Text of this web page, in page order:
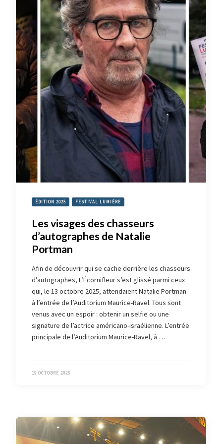
ÉDITION 2025 FESTIVAL LUMIÈRE
Les visages des chasseurs
d’autographes de Natalie
Portman
Afin de découvrir qui se cache derrière les chasseurs
d’autographes, L’Écornifleur s’est glissé parmi ceux
qui, le 13 octobre 2025, attendaient Natalie Portman
à l’entrée de l’Auditorium Maurice-Ravel. Tous sont
venus avec un espoir : obtenir un selfie ou une
signature de l’actrice américano-israélienne. L’entrée
principale de l’Auditorium Maurice-Ravel, à …
19 OCTOBRE 2025